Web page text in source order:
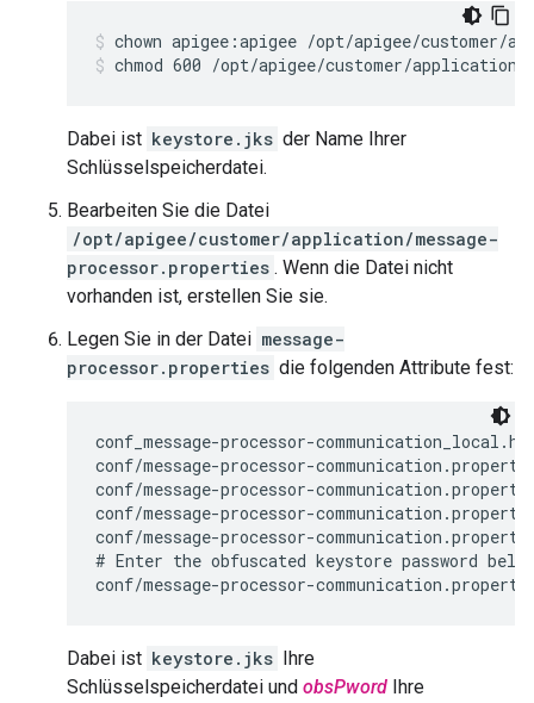
chmod 600 /opt/apigee/customer/
Dabei ist keystore.jks der Name Ihrer
Schlüsselspeicherdatei.
Bearbeiten Sie die Datei
/opt/apigee/customer/application/message-
processor.properties . Wenn die Datei nicht
vorhanden ist, erstellen Sie sie.
Legen Sie in der Datei message-
processor.properties die folgenden Attribute fest:
conf_message-processor-
conf/message-processor-
conf/message-processor-
conf/message-processor-
conf/message-processor-
# Enter the obfuscated keystore password
conf/message-processor-
Dabei ist keystore.jks Ihre
Schlüsselspeicherdatei und obsPword Ihre